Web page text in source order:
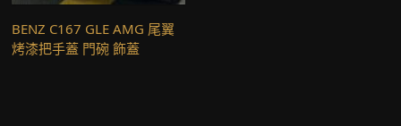
BENZ C167 GLE AMG 尾翼
烤漆把手蓋 門碗 飾蓋